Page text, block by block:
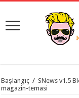
istanbul
organizasyon
Başlangıç / SNews v1.5
magazin-temasi